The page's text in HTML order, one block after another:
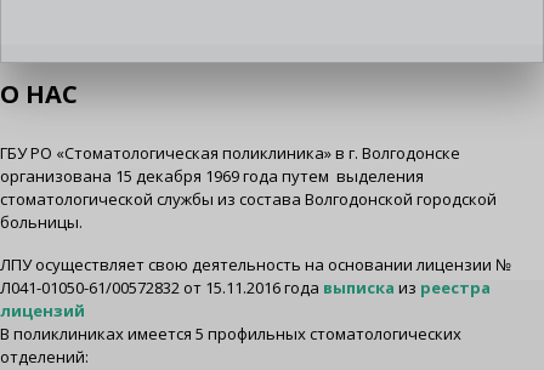
О НАС
ГБУ РО «Стоматологическая поликлиника» в г. Волгодонске
организована 15 декабря 1969 года путем выделения
стоматологической службы из состава Волгодонской городской
больницы.
ЛПУ осуществляет свою деятельность на основании лицензии №
Л041-01050-61/00572832 от 15.11.2016 года выписка из реестра
лицензий
В поликлиниках имеется 5 профильных стоматологических
отделений: